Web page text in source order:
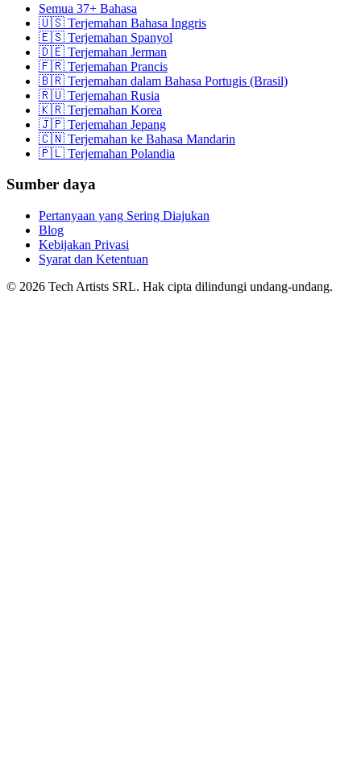
Semua 37+ Bahasa
🇺🇸 Terjemahan Bahasa Inggris
🇪🇸 Terjemahan Spanyol
🇩🇪 Terjemahan Jerman
🇫🇷 Terjemahan Prancis
🇧🇷 Terjemahan dalam Bahasa Portugis (Brasil)
🇷🇺 Terjemahan Rusia
🇰🇷 Terjemahan Korea
🇯🇵 Terjemahan Jepang
🇨🇳 Terjemahan ke Bahasa Mandarin
🇵🇱 Terjemahan Polandia
Sumber daya
Pertanyaan yang Sering Diajukan
Blog
Kebijakan Privasi
Syarat dan Ketentuan
© 2026 Tech Artists SRL. Hak cipta dilindungi undang-undang.